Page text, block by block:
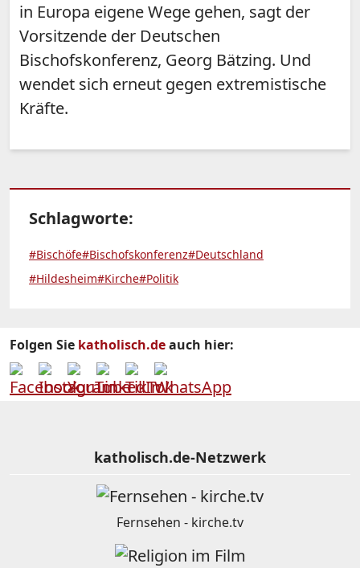
in Europa eigene Wege gehen, sagt der
Vorsitzende der Deutschen
Bischofskonferenz, Georg Bätzing. Und
wendet sich erneut gegen extremistische
Kräfte.
Schlagworte:
#Bischöfe#Bischofskonferenz#Deutschland
#Hildesheim#Kirche#Politik
Folgen Sie katholisch.deauch hier:
katholisch.de-Netzwerk
Fernsehen - kirche.tv